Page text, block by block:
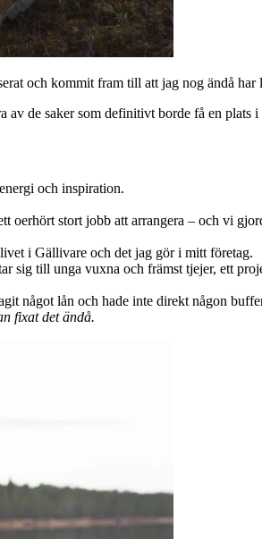
och kommit fram till att jag nog ändå har
av de saker som definitivt borde få en plats i
och inspiration.
oerhört stort jobb att arrangera – och vi
i Gällivare och det jag gör i mitt företag.
sig till unga vuxna och främst tjejer, ett
något lån och hade inte direkt någon
fixat det ändå.